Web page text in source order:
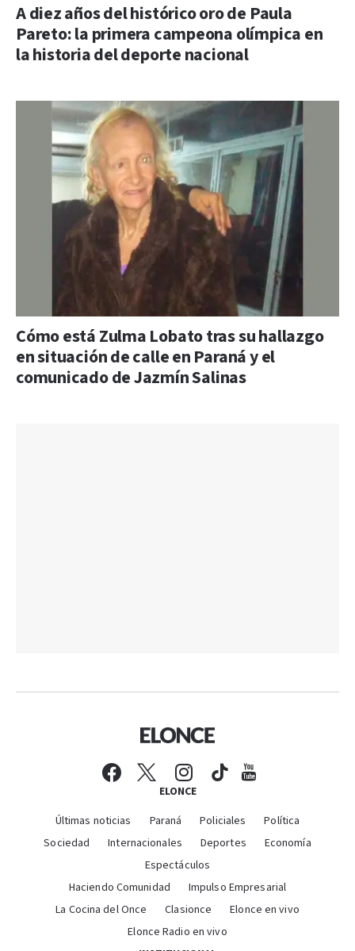
A diez años del histórico oro de Paula
Pareto: la primera campeona olímpica en
la historia del deporte nacional
Cómo está Zulma Lobato tras su hallazgo
en situación de calle en Paraná y el
comunicado de Jazmín Salinas
ELONCE
Últimas noticias Paraná Policiales
Política
Sociedad
Internacionales Deportes
Economía
Espectáculos
Haciendo Comunidad
Impulso Empresarial
La Cocina del Once
Clasionce
Elonce en vivo
Elonce Radio en vivo